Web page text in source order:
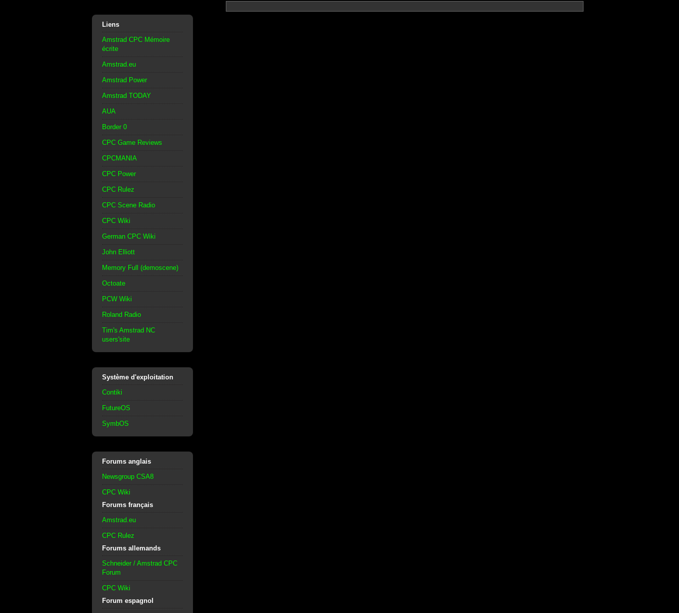
Liens
Amstrad CPC Mémoire
écrite
Amstrad.eu
Amstrad Power
Amstrad TODAY
AUA
Border 0
CPC Game Reviews
CPCMANIA
CPC Power
CPC Rulez
CPC Scene Radio
CPC Wiki
German CPC Wiki
John Elliott
Memory Full (demoscene)
Octoate
PCW Wiki
Roland Radio
Tim's Amstrad NC
users'site
Système d'exploitation
Contiki
FutureOS
SymbOS
Forums anglais
Newsgroup CSA8
CPC Wiki
Forums français
Amstrad.eu
CPC Rulez
Forums allemands
Schneider / Amstrad CPC
Forum
CPC Wiki
Forum espagnol